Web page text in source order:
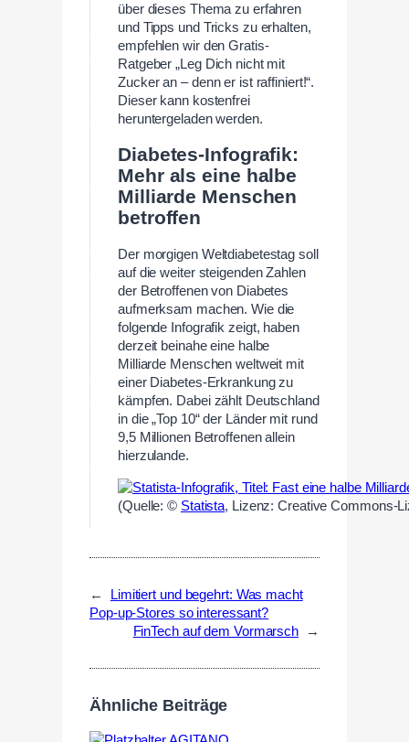
über dieses Thema zu erfahren
und Tipps und Tricks zu erhalten,
empfehlen wir den Gratis-
Ratgeber „Leg Dich nicht mit
Zucker an – denn er ist raffiniert!“.
Dieser kann kostenfrei
heruntergeladen werden.
Diabetes-Infografik:
Mehr als eine halbe
Milliarde Menschen
betroffen
Der morgigen Weltdiabetestag soll
auf die weiter steigenden Zahlen
der Betroffenen von Diabetes
aufmerksam machen. Wie die
folgende Infografik zeigt, haben
derzeit beinahe eine halbe
Milliarde Menschen weltweit mit
einer Diabetes-Erkrankung zu
kämpfen. Dabei zählt Deutschland
in die „Top 10“ der Länder mit rund
9,5 Millionen Betroffenen allein
hierzulande.
(Quelle: © Statista, Lizenz: Creative Commons-
←
Limitiert und begehrt: Was macht
Pop-up-Stores so interessant?
FinTech auf dem Vormarsch
→
Ähnliche Beiträge